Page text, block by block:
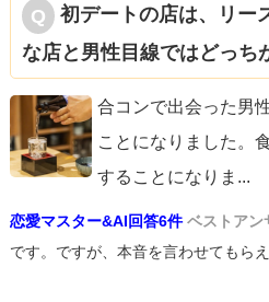
初デートの店は、リー
な店と男性目線ではどっち
合コンで出会った男
ことになりました。
することになりま ...
恋愛マスター&AI回答6件 ベストアン
です。ですが、本音を言わせてもら